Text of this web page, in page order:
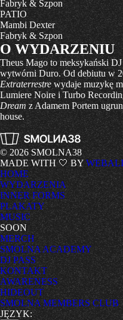
Fabryk & Szpon
PATIO
Mambi Dexter
Fabryk & Szpon
O WYDARZENIU
Theus Mago to meksykański
wytwórni Duro. Od debiutu w
Extraterrestrewydaje muzykę
Lumiere Noire i Turbo
Dreamz Adamem Portem
house.
© 2026 SMOLNA38
MADE WITH 🤍 BY
HOME
WYDARZENIA
INNER FORMS
PLAKATY
MUSIC
SOON
MERCH
SMOLNA ACADEMY
DJ PASS
KONTAKT
AWARENESS
HIDEOUT
SMOLNA MEMBERS CLUB
JĘZYK: